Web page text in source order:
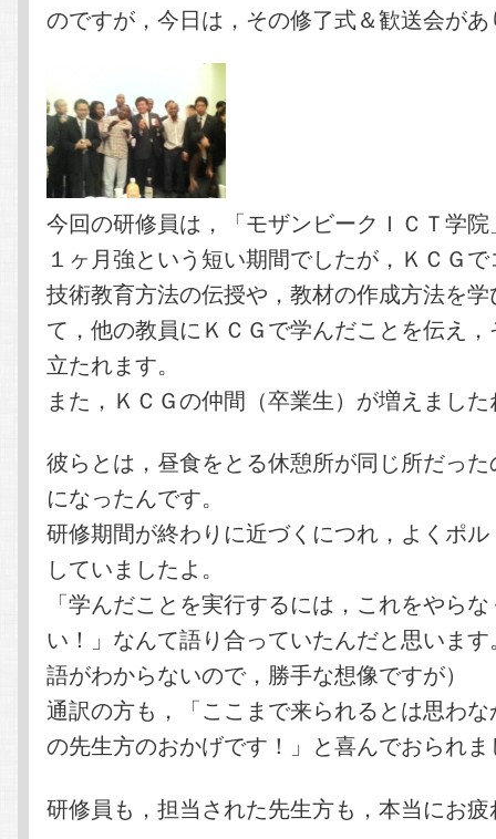
へ
動
移
のですが，今日は，その修了式＆歓送会が
今回の研修員は，「モザンビークＩＣＴ学
１ヶ月強という短い期間でしたが，ＫＣＧ
技術教育方法の伝授や，教材の作成方法を
て，他の教員にＫＣＧで学んだことを伝え
立たれます。
また，ＫＣＧの仲間（卒業生）が増えまし
彼らとは，昼食をとる休憩所が同じ所だっ
になったんです。
研修期間が終わりに近づくにつれ，よくポ
していましたよ。
「学んだことを実行するには，これをやら
い！」なんて語り合っていたんだと思いま
語がわからないので，勝手な想像ですが）
通訳の方も，「ここまで来られるとは思わ
の先生方のおかげです！」と喜んでおられ
研修員も，担当された先生方も，本当にお